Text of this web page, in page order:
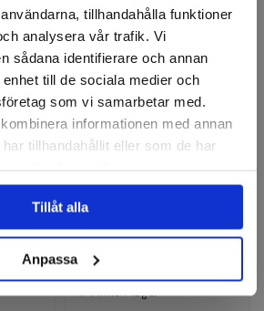
tillhandahålla funktioner
analysera vår trafik. Vi
sådana identifierare och annan
till de sociala medier och
som vi samarbetar med.
informationen med annan
tillhandahållit eller som de har
Tillåt alla
Anpassa
Lamellrondell, Konvex,
Polifan, SGP Zirkon Strong,
141 kr
Finns i lager